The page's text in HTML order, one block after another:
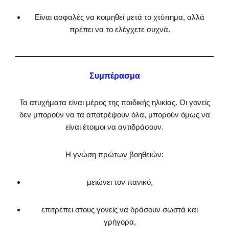
Είναι ασφαλές να κοιμηθεί μετά το χτύπημα, αλλά
πρέπει να το ελέγχετε συχνά.
Συμπέρασμα
Τα ατυχήματα είναι μέρος της παιδικής ηλικίας. Οι γονείς
δεν μπορούν να τα αποτρέψουν όλα, μπορούν όμως να
είναι έτοιμοι να αντιδράσουν.
Η γνώση πρώτων βοηθειών:
μειώνει τον πανικό,
επιτρέπει στους γονείς να δράσουν σωστά και
γρήγορα,